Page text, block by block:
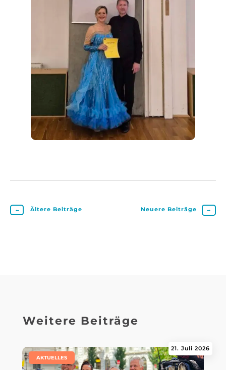
← Ältere Beiträge Neuere Beiträge →
Weitere Beiträge
21. Juli 2026
AKTUELLES